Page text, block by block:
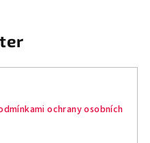
ochrany osobních